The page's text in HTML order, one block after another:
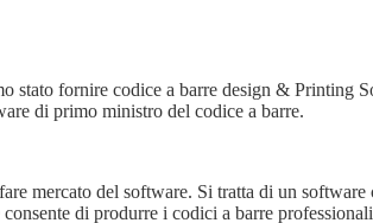
stato fornire codice a barre design & Printing
di primo ministro del codice a barre.
mercato del software. Si tratta di un software
di produrre i codici a barre